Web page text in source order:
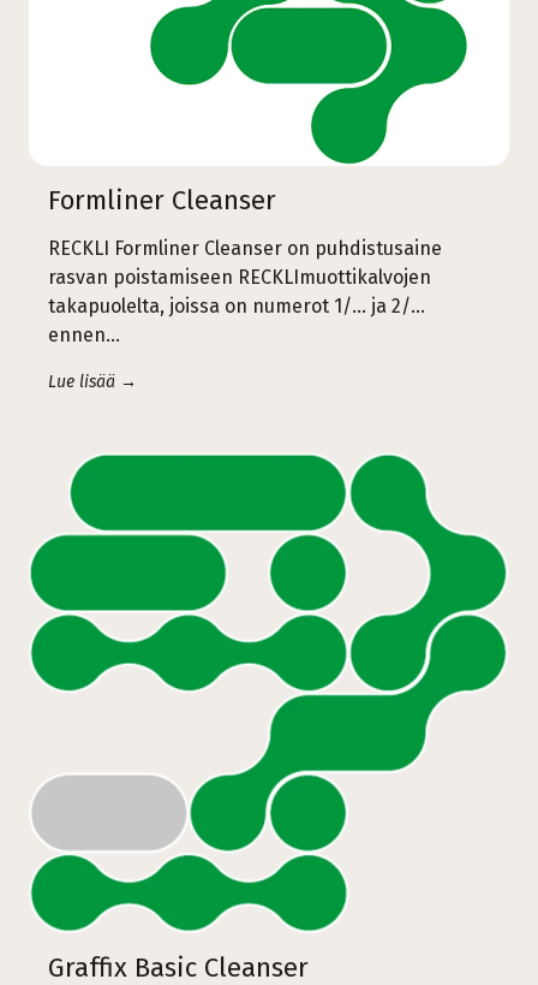
Formliner Cleanser
RECKLI Formliner Cleanser on puhdistusaine
rasvan poistamiseen RECKLImuottikalvojen
takapuolelta, joissa on numerot 1/... ja 2/...
ennen…
Lue lisää →
Graffix Basic Cleanser